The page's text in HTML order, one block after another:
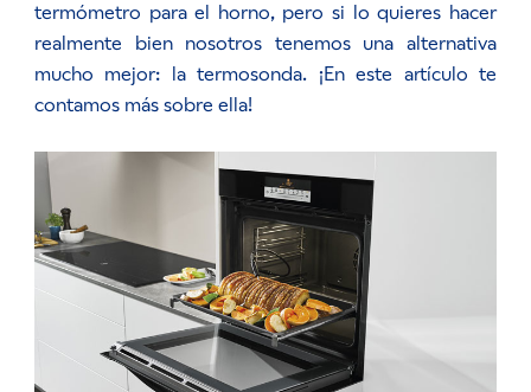
termómetro para el horno, pero si lo quieres hacer
realmente bien nosotros tenemos una alternativa
mucho mejor: la termosonda. ¡En este artículo te
contamos más sobre ella!